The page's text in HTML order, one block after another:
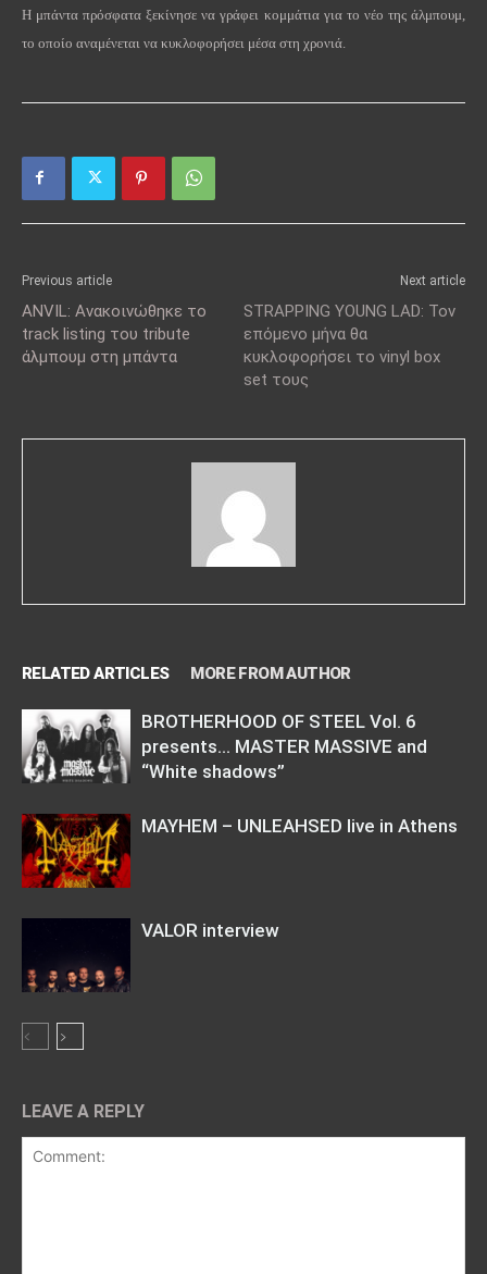
Η μπάντα πρόσφατα ξεκίνησε να γράφει κομμάτια για το νέο της άλμπουμ,
το οποίο αναμένεται να κυκλοφορήσει μέσα στη χρονιά.
Previous article
ANVIL: Ανακοινώθηκε το
track listing του tribute
άλμπουμ στη μπάντα
Next article
STRAPPING YOUNG LAD: Τον
επόμενο μήνα θα
κυκλοφορήσει το vinyl box
set τους
RELATED ARTICLES MORE FROM AUTHOR
BROTHERHOOD OF STEEL Vol. 6
presents… MASTER MASSIVE and
“White shadows”
MAYHEM – UNLEAHSED live in Athens
VALOR interview
LEAVE A REPLY